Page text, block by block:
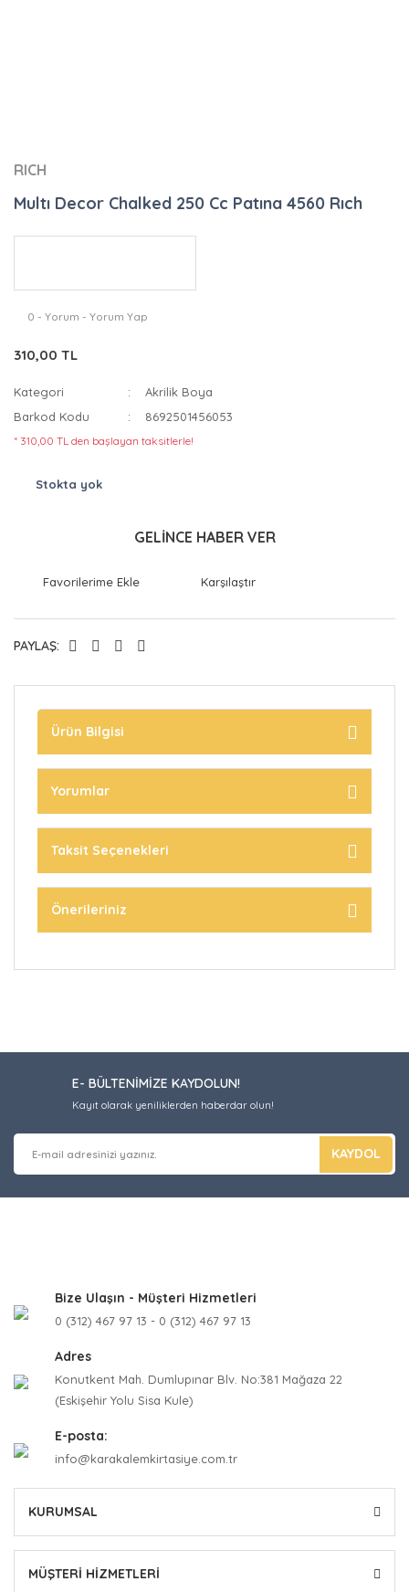
RICH
Multı Decor Chalked 250 Cc Patına 4560 Rıch
0 - Yorum - Yorum Yap
310,00 TL
Kategori
Akrilik Boya
Barkod Kodu
8692501456053
* 310,00 TL den başlayan taksitlerle!
Stokta yok
GELİNCE HABER VER
Karşılaştır
PAYLAŞ:
Ürün Bilgisi
Yorumlar
Taksit Seçenekleri
Önerileriniz
E- BÜLTENİMİZE KAYDOLUN!
Kayıt olarak yeniliklerden haberdar olun!
KAYDOL
Bize Ulaşın - Müşteri Hizmetleri
0 (312) 467 97 13 - 0 (312) 467 97 13
Adres
Konutkent Mah. Dumlupınar Blv. No:381 Mağaza 22
(Eskişehir Yolu Sisa Kule)
E-posta:
info@karakalemkirtasiye.com.tr
KURUMSAL
MÜŞTERİ HİZMETLERİ